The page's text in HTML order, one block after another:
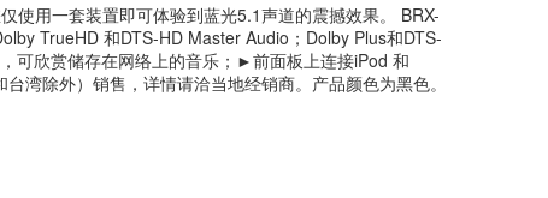
用一套装置即可体验到蓝光5.1声道的震撼效果。 BRX-
TrueHD 和DTS-HD Master Audio；Dolby Plus和DTS-
欣赏储存在网络上的音乐；►前面板上连接iPod 和
湾除外）销售，详情请洽当地经销商。产品颜色为黑色。